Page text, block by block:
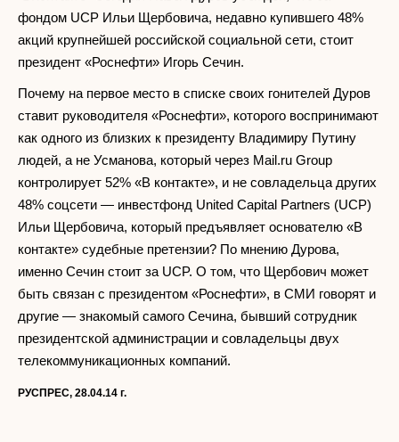
фондом UCP Ильи Щербовича, недавно купившего 48%
акций крупнейшей российской социальной сети, стоит
президент «Роснефти» Игорь Сечин.
Почему на первое место в списке своих гонителей Дуров
ставит руководителя «Роснефти», которого воспринимают
как одного из близких к президенту Владимиру Путину
людей, а не Усманова, который через Mail.ru Group
контролирует 52% «В контакте», и не совладельца других
48% соцсети — инвестфонд United Capital Partners (UCP)
Ильи Щербовича, который предъявляет основателю «В
контакте» судебные претензии? По мнению Дурова,
именно Сечин стоит за UCP. О том, что Щербович может
быть связан с президентом «Роснефти», в СМИ говорят и
другие — знакомый самого Сечина, бывший сотрудник
президентской администрации и совладельцы двух
телекоммуникационных компаний.
РУСПРЕС, 28.04.14 г.